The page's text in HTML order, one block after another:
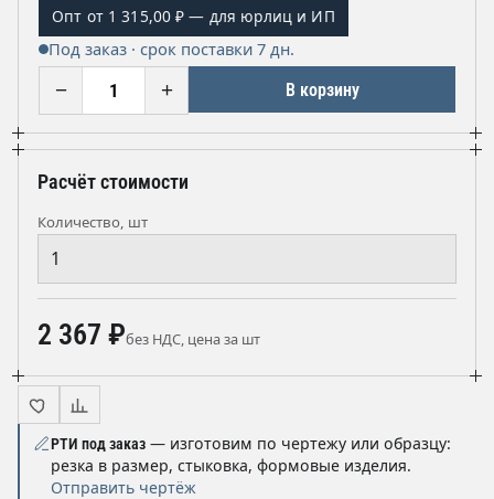
Опт от 1 315,00 ₽ — для юрлиц и ИП
Под заказ · срок поставки 7 дн.
− + В корзину
Расчёт стоимости
Количество, шт
2 367 ₽без НДС, цена за шт
РТИ под заказ — изготовим по чертежу или образцу:
резка в размер, стыковка, формовые изделия.
Отправить чертёж